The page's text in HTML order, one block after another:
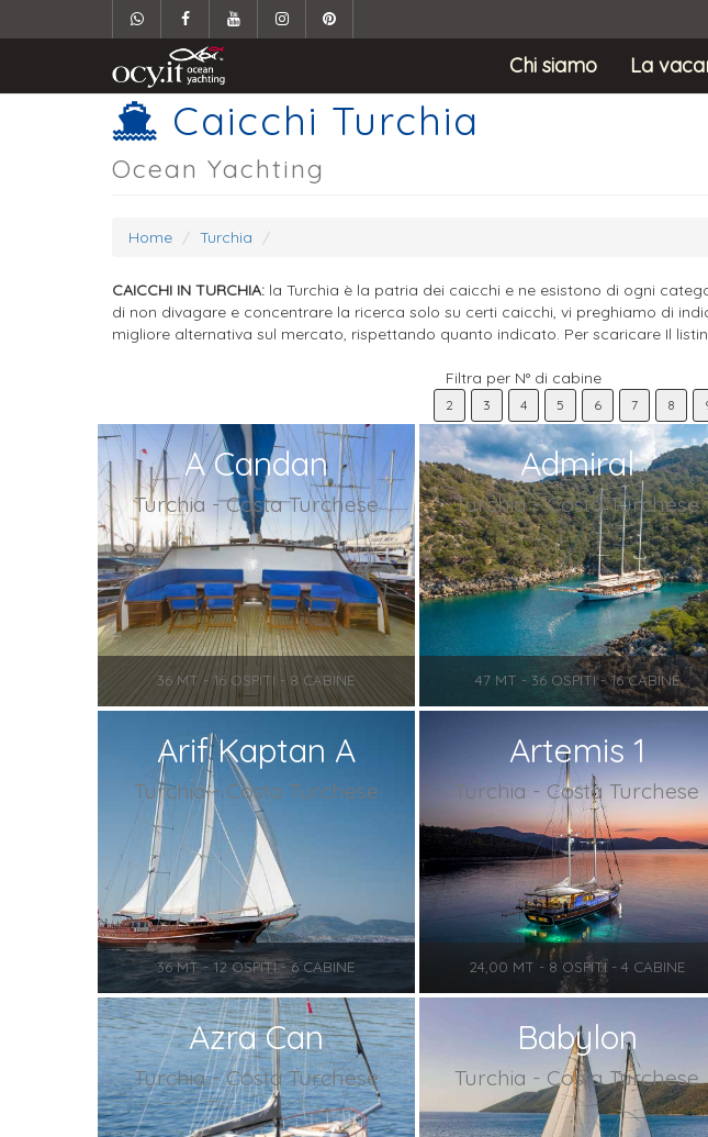
Chi siamo La
Caicchi Turchia
Ocean Yachting
Home Turchia
CAICCHI IN TURCHIA: la Turchia è la patria dei caicchi e ne esistono di ogni
di non divagare e concentrare la ricerca solo su certi caicchi, vi preghiamo di
migliore alternativa sul mercato, rispettando quanto indicato. Per scaricare Il
Filtra per N° di cabine
2 3 4 5 6 7 8
A Candan
Turchia - Costa Turchese
36 MT - 16 OSPITI - 8 CABINE
Admiral
Turchia - Costa Turchese
47 MT - 36 OSPITI - 16 CABINE
Arif Kaptan A
Turchia - Costa Turchese
36 MT - 12 OSPITI - 6 CABINE
Artemis 1
Turchia - Costa Turchese
24,00 MT - 8 OSPITI - 4 CABINE
Azra Can
Turchia - Costa Turchese
Babylon
Turchia - Costa Turchese